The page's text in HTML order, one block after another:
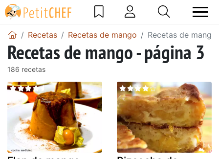
Recetas Recetas de mango Recetas de
Recetas de mango - página 3
186 recetas